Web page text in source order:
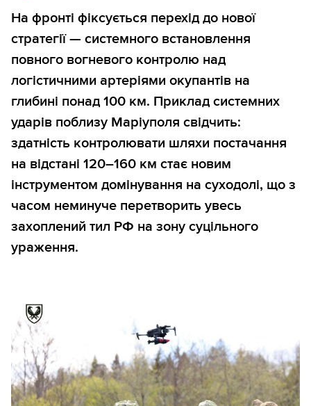
На фронті фіксується перехід до нової
стратегії — системного встановлення
повного вогневого контролю над
логістичними артеріями окупантів на
глибині понад 100 км. Приклад системних
ударів поблизу Маріуполя свідчить:
здатність контролювати шляхи постачання
на відстані 120–160 км стає новим
інструментом домінування на суходолі, що з
часом неминуче перетворить увесь
захоплений тил РФ на зону суцільного
ураження.